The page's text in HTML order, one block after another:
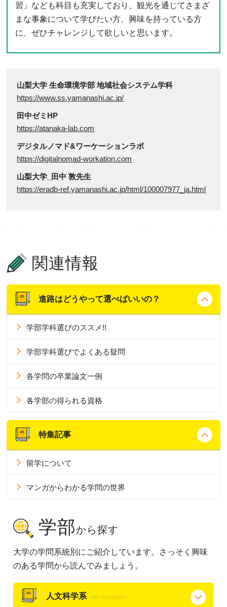
習」なども科目も充実しており、観光を通じてさまざ
まな事象について学びたい方、興味を持っている方
に、ぜひチャレンジして欲しいと思います。
山梨大学 生命環境学部 地域社会システム学科
https://www.ss.yamanashi.ac.jp/
田中ゼミHP
https://atanaka-lab.com
デジタルノマド&ワーケーションラボ
https://digitalnomad-workation.com
山梨大学_田中 敦先生
https://eradb-ref.yamanashi.ac.jp/html/100007977_ja.html
関連情報
進路はどうやって選べばいいの？
学部学科選びのススメ!!
学部学科選びでよくある疑問
各学問の卒業論文一例
各学部の得られる資格
特集記事
留学について
マンガからわかる学問の世界
学部から探す
大学の学問系統別にご紹介しています。さっそく興味
のある学問から読んでみましょう。
人文科学系 the humanities